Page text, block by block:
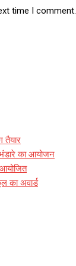
time I comment.
तैयार
भंडारे का आयोजन
का अवार्ड